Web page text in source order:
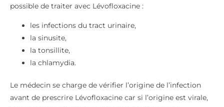
possible de traiter avec Lévofloxacine :
les infections du tract urinaire,
la sinusite,
la tonsillite,
la chlamydia.
Le médecin se charge de vérifier l’origine de l’infection
avant de prescrire Lévofloxacine car si l’origine est virale,